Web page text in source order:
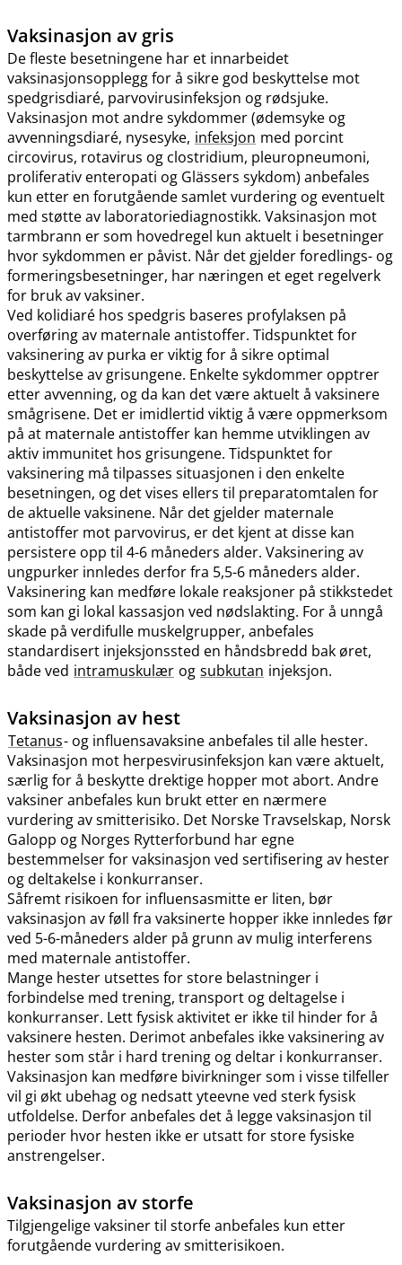
Vaksinasjon av gris
De fleste besetningene har et innarbeidet
vaksinasjonsopplegg for å sikre god beskyttelse mot
spedgrisdiaré, parvovirusinfeksjon og rødsjuke.
Vaksinasjon mot andre sykdommer (ødemsyke og
avvenningsdiaré, nysesyke, infeksjon med porcint
circovirus, rotavirus og clostridium, pleuropneumoni,
proliferativ enteropati og Glässers sykdom) anbefales
kun etter en forutgående samlet vurdering og eventuelt
med støtte av laboratoriediagnostikk. Vaksinasjon mot
tarmbrann er som hovedregel kun aktuelt i besetninger
hvor sykdommen er påvist. Når det gjelder foredlings- og
formeringsbesetninger, har næringen et eget regelverk
for bruk av vaksiner.
Ved kolidiaré hos spedgris baseres profylaksen på
overføring av maternale antistoffer. Tidspunktet for
vaksinering av purka er viktig for å sikre optimal
beskyttelse av grisungene. Enkelte sykdommer opptrer
etter avvenning, og da kan det være aktuelt å vaksinere
smågrisene. Det er imidlertid viktig å være oppmerksom
på at maternale antistoffer kan hemme utviklingen av
aktiv immunitet hos grisungene. Tidspunktet for
vaksinering må tilpasses situasjonen i den enkelte
besetningen, og det vises ellers til preparatomtalen for
de aktuelle vaksinene. Når det gjelder maternale
antistoffer mot parvovirus, er det kjent at disse kan
persistere opp til 4-6 måneders alder. Vaksinering av
ungpurker innledes derfor fra 5,5-6 måneders alder.
Vaksinering kan medføre lokale reaksjoner på stikkstedet
som kan gi lokal kassasjon ved nødslakting. For å unngå
skade på verdifulle muskelgrupper, anbefales
standardisert injeksjonssted en håndsbredd bak øret,
både ved intramuskulær og subkutan injeksjon.
Vaksinasjon av hest
Tetanus- og influensavaksine anbefales til alle hester.
Vaksinasjon mot herpesvirusinfeksjon kan være aktuelt,
særlig for å beskytte drektige hopper mot abort. Andre
vaksiner anbefales kun brukt etter en nærmere
vurdering av smitterisiko. Det Norske Travselskap, Norsk
Galopp og Norges Rytterforbund har egne
bestemmelser for vaksinasjon ved sertifisering av hester
og deltakelse i konkurranser.
Såfremt risikoen for influensasmitte er liten, bør
vaksinasjon av føll fra vaksinerte hopper ikke innledes før
ved 5-6-måneders alder på grunn av mulig interferens
med maternale antistoffer.
Mange hester utsettes for store belastninger i
forbindelse med trening, transport og deltagelse i
konkurranser. Lett fysisk aktivitet er ikke til hinder for å
vaksinere hesten. Derimot anbefales ikke vaksinering av
hester som står i hard trening og deltar i konkurranser.
Vaksinasjon kan medføre bivirkninger som i visse tilfeller
vil gi økt ubehag og nedsatt yteevne ved sterk fysisk
utfoldelse. Derfor anbefales det å legge vaksinasjon til
perioder hvor hesten ikke er utsatt for store fysiske
anstrengelser.
Vaksinasjon av storfe
Tilgjengelige vaksiner til storfe anbefales kun etter
forutgående vurdering av smitterisikoen.